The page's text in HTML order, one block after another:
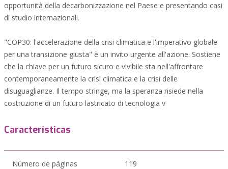
opportunità della decarbonizzazione nel Paese e presentando casi
di studio internazionali.
"COP30: l'accelerazione della crisi climatica e l'imperativo globale
per una transizione giusta" è un invito urgente all'azione. Sostiene
che la chiave per un futuro sicuro e vivibile sta nell'affrontare
contemporaneamente la crisi climatica e la crisi delle
disuguaglianze. Il tempo stringe, ma la speranza risiede nella
costruzione di un futuro lastricato di tecnologia v
Características
Número de páginas 119